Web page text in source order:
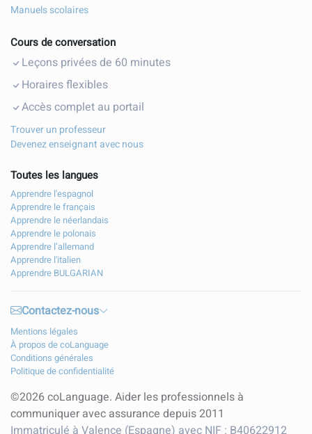
Manuels scolaires
Cours de conversation
Leçons privées de 60 minutes
Horaires flexibles
Accès complet au portail
Trouver un professeur
Devenez enseignant avec nous
Toutes les langues
Apprendre l'espagnol
Apprendre le français
Apprendre le néerlandais
Apprendre le polonais
Apprendre l’allemand
Apprendre l'italien
Apprendre BULGARIAN
Contactez-nous
Mentions légales
À propos de coLanguage
Conditions générales
Politique de confidentialité
©2026 coLanguage. Aider les professionnels à
communiquer avec assurance depuis 2011